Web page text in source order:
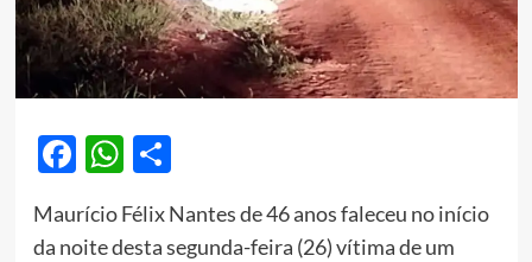
Facebook
WhatsApp
Share
Maurício Félix Nantes de 46 anos faleceu no início
da noite desta segunda-feira (26) vítima de um